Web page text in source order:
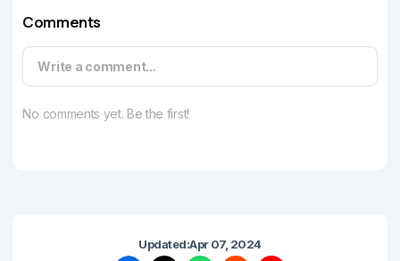
Comments
Write a comment...
No comments yet. Be the first!
Updated:Apr 07, 2024